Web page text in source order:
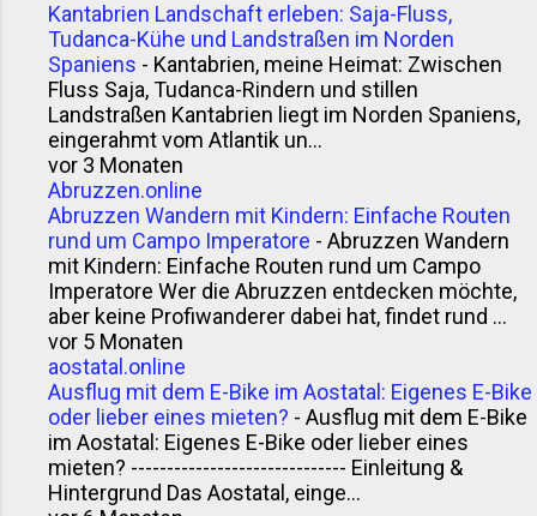
Kantabrien Landschaft erleben: Saja-Fluss,
Tudanca-Kühe und Landstraßen im Norden
Spaniens - Kantabrien, meine Heimat: Zwischen
Fluss Saja, Tudanca-Rindern und stillen
Landstraßen Kantabrien liegt im Norden Spaniens,
eingerahmt vom Atlantik un...
vor 3 Monaten
Abruzzen.online
Abruzzen Wandern mit Kindern: Einfache Routen
rund um Campo Imperatore - Abruzzen Wandern
mit Kindern: Einfache Routen rund um Campo
Imperatore Wer die Abruzzen entdecken möchte,
aber keine Profiwanderer dabei hat, findet rund ...
vor 5 Monaten
aostatal.online
Ausflug mit dem E-Bike im Aostatal: Eigenes E-Bike
oder lieber eines mieten? - Ausflug mit dem E-Bike
im Aostatal: Eigenes E-Bike oder lieber eines
mieten? ------------------------------ Einleitung &
Hintergrund Das Aostatal, einge...